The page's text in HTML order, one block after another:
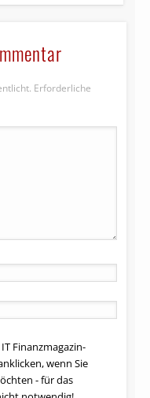
Erforderliche
Finanzmagazin-
wenn Sie
- für das